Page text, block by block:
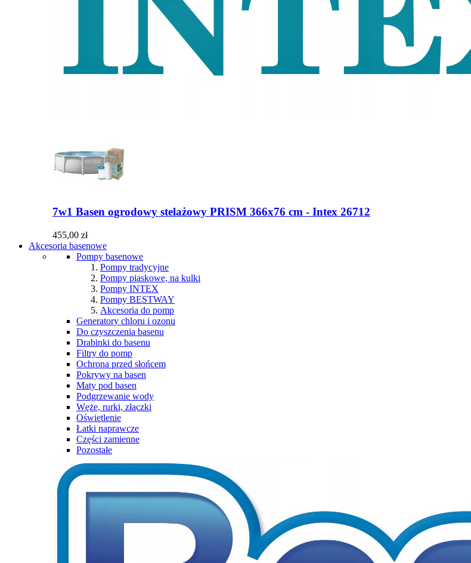
7w1 Basen ogrodowy stelażowy PRISM 366x76 cm - Intex 26712
455,00 zł
Akcesoria basenowe
Pompy basenowe
Pompy tradycyjne
Pompy piaskowe, na kulki
Pompy INTEX
Pompy BESTWAY
Akcesoria do pomp
Generatory chloru i ozonu
Do czyszczenia basenu
Drabinki do basenu
Filtry do pomp
Ochrona przed słońcem
Pokrywy na basen
Maty pod basen
Podgrzewanie wody
Węże, rurki, złączki
Oświetlenie
Łatki naprawcze
Części zamienne
Pozostałe